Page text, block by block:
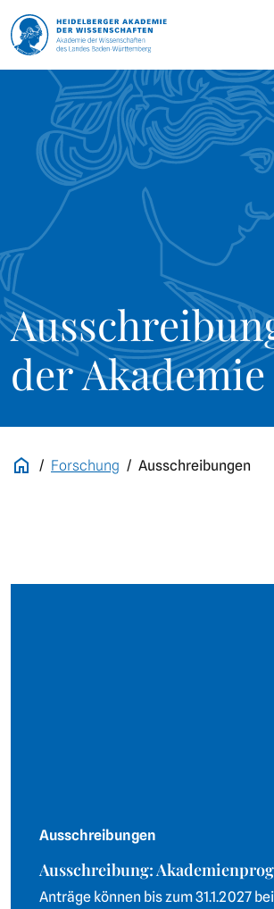
der Akademie
Forschung Ausschreibungen
Ausschreibungen
Ausschreibung:
Anträge können bis zum 31.1.2027